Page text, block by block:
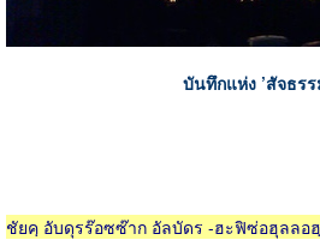
บันทึกแห่ง ’สัจธรร
ชัยคฺ อับดุรร๊อซซ๊าก อัลบัดร -ฮะฟิซ่อฮุลลอ